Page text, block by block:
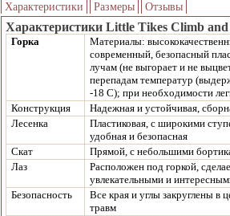
Характеристики Размеры Отзывы
Характеристики Little Tikes Climb and
Горка
Материалы:
современный, безопасный
лучам (не выгорает и не
перепадам температур
-18 С); при необходимости
Конструкция
Надежная и устойчивая,
Лесенка
Пластиковая, с широкими
удобная и безопасная
Скат
Прямой, с небольшими
Лаз
Расположен под горкой,
увлекательными и
Безопасность
Все края и углы закруглены в
травм